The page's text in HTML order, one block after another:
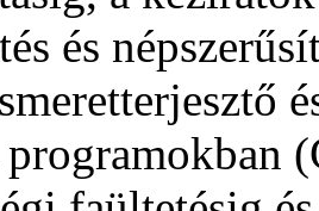
és